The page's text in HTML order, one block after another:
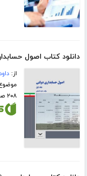
دانلود کتاب اصول
از:
۲۰۸ صفحه